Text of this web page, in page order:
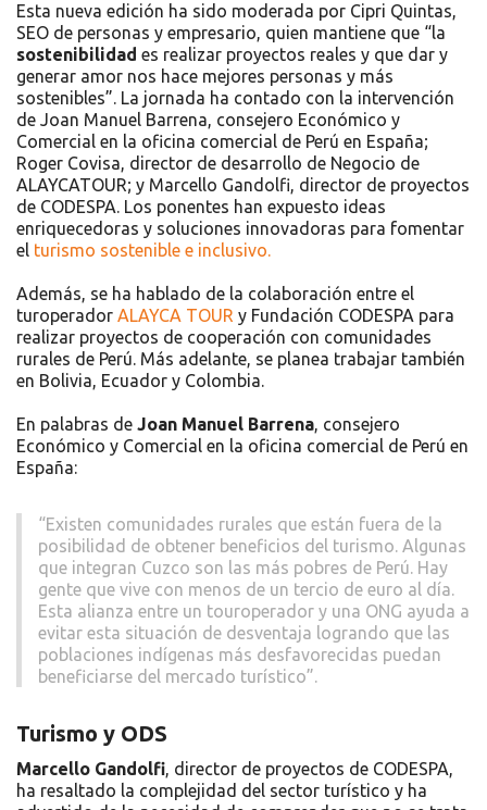
Esta nueva edición ha sido moderada por Cipri Quintas,
SEO de personas y empresario, quien mantiene que “la
sostenibilidad es realizar proyectos reales y que dar y
generar amor nos hace mejores personas y más
sostenibles”. La jornada ha contado con la intervención
de Joan Manuel Barrena, consejero Económico y
Comercial en la oficina comercial de Perú en España;
Roger Covisa, director de desarrollo de Negocio de
ALAYCATOUR; y Marcello Gandolfi, director de proyectos
de CODESPA. Los ponentes han expuesto ideas
enriquecedoras y soluciones innovadoras para fomentar
el turismo sostenible e inclusivo.
Además, se ha hablado de la colaboración entre el
turoperador ALAYCA TOUR y Fundación CODESPA para
realizar proyectos de cooperación con comunidades
rurales de Perú. Más adelante, se planea trabajar también
en Bolivia, Ecuador y Colombia.
En palabras de Joan Manuel Barrena, consejero
Económico y Comercial en la oficina comercial de Perú en
España:
“Existen comunidades rurales que están fuera de la
posibilidad de obtener beneficios del turismo. Algunas
que integran Cuzco son las más pobres de Perú. Hay
gente que vive con menos de un tercio de euro al día.
Esta alianza entre un touroperador y una ONG ayuda a
evitar esta situación de desventaja logrando que las
poblaciones indígenas más desfavorecidas puedan
beneficiarse del mercado turístico”.
Turismo y ODS
Marcello Gandolfi, director de proyectos de CODESPA,
ha resaltado la complejidad del sector turístico y ha